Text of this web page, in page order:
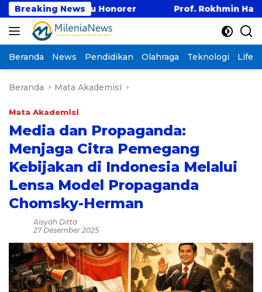
Langsung
ke
konten
Breaking News
Honorer Prof. Rokhmin Hadiri Reuni Emas
Beranda News Pendidikan Olahraga Teknologi
Beranda Mata Akademisi
Mata Akademisi
Media dan Propaganda:
Menjaga Citra Pemegang
Kebijakan di Indonesia Melalui
Lensa Model Propaganda
Chomsky-Herman
Aisyah Ditta
27 Desember 2025